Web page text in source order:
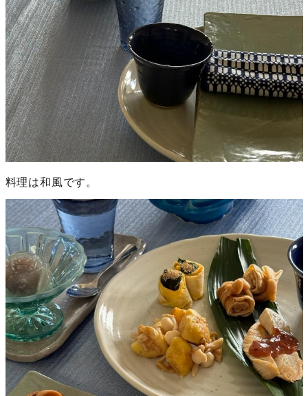
料理は和風です。